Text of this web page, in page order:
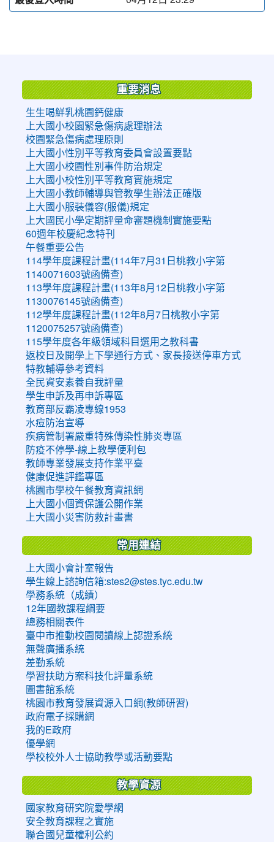
重要消息
生生喝鮮乳桃園鈣健康
上大國小校園緊急傷病處理辦法
校園緊急傷病處理原則
上大國小性別平等教育委員會設置要點
上大國小校園性別事件防治規定
上大國小校性別平等教育實施規定
上大國小教師輔導與管教學生辦法正確版
上大國小服裝儀容(服儀)規定
上大國民小學定期評量命審題機制實施要點
60週年校慶紀念特刊
午餐重要公告
114學年度課程計畫(114年7月31日桃教小字第
1140071603號函備查)
113學年度課程計畫(113年8月12日桃教小字第
1130076145號函備查)
112學年度課程計畫(112年8月7日桃教小字第
1120075257號函備查)
115學年度各年級領域科目選用之教科書
返校日及開學上下學通行方式、家長接送停車方式
特教輔導參考資料
全民資安素養自我評量
學生申訴及再申訴專區
教育部反霸凌專線1953
水痘防治宣導
疾病管制署嚴重特殊傳染性肺炎專區
防疫不停學-線上教學便利包
教師專業發展支持作業平臺
健康促進評鑑專區
桃園市學校午餐教育資訊網
上大國小個資保護公開作業
上大國小災害防救計畫書
常用連結
上大國小會計室報告
學生線上諮詢信箱:stes2@stes.tyc.edu.tw
學務系統（成績）
12年國教課程綱要
總務相關表件
臺中市推動校園閱讀線上認證系統
無聲廣播系統
差勤系統
學習扶助方案科技化評量系統
圖書館系統
桃園市教育發展資源入口網(教師研習)
政府電子採購網
我的E政府
優學網
學校校外人士協助教學或活動要點
教學資源
國家教育研究院愛學網
安全教育課程之實施
聯合國兒童權利公約